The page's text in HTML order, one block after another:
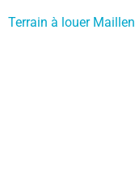
Terrain à louer Maillen